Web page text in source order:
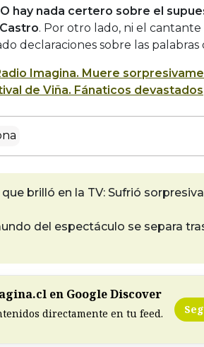
hay nada certero sobre el
. Por otro lado, ni el cantante
declaraciones sobre las palabras
Imagina. Muere
de Viña. Fánaticos devastados
brilló en la TV: Sufrió
del espectáculo se separa
en Google Discover
directamente en tu feed.